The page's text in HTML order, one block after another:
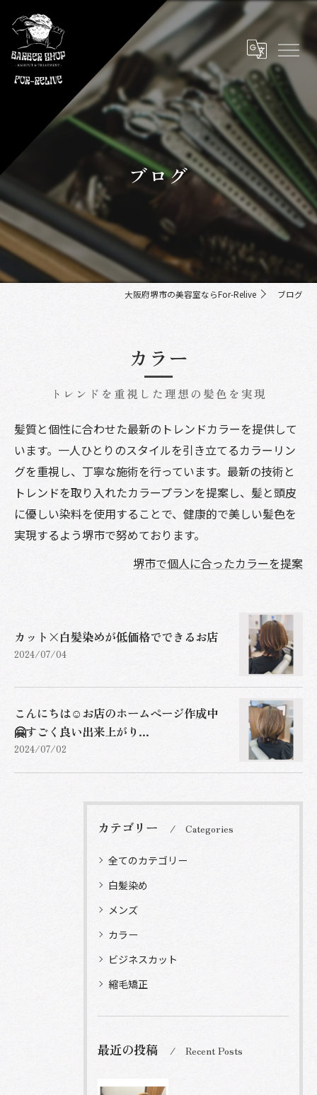
ブログ
大阪府堺市の美容室ならFor-Relive ブログ
カラー
トレンドを重視した理想の髪色を実現
髪質と個性に合わせた最新のトレンドカラーを提供して
います。一人ひとりのスタイルを引き立てるカラーリン
グを重視し、丁寧な施術を行っています。最新の技術と
トレンドを取り入れたカラープランを提案し、髪と頭皮
に優しい染料を使用することで、健康的で美しい髪色を
実現するよう堺市で努めております。
堺市で個人に合ったカラーを提案
カット×白髪染めが低価格でできるお店
2024/07/04
こんにちは☺️お店のホームページ作成中
🤗すごく良い出来上がり...
2024/07/02
カテゴリー Categories
全てのカテゴリー
白髪染め
メンズ
カラー
ビジネスカット
縮毛矯正
最近の投稿 Recent Posts